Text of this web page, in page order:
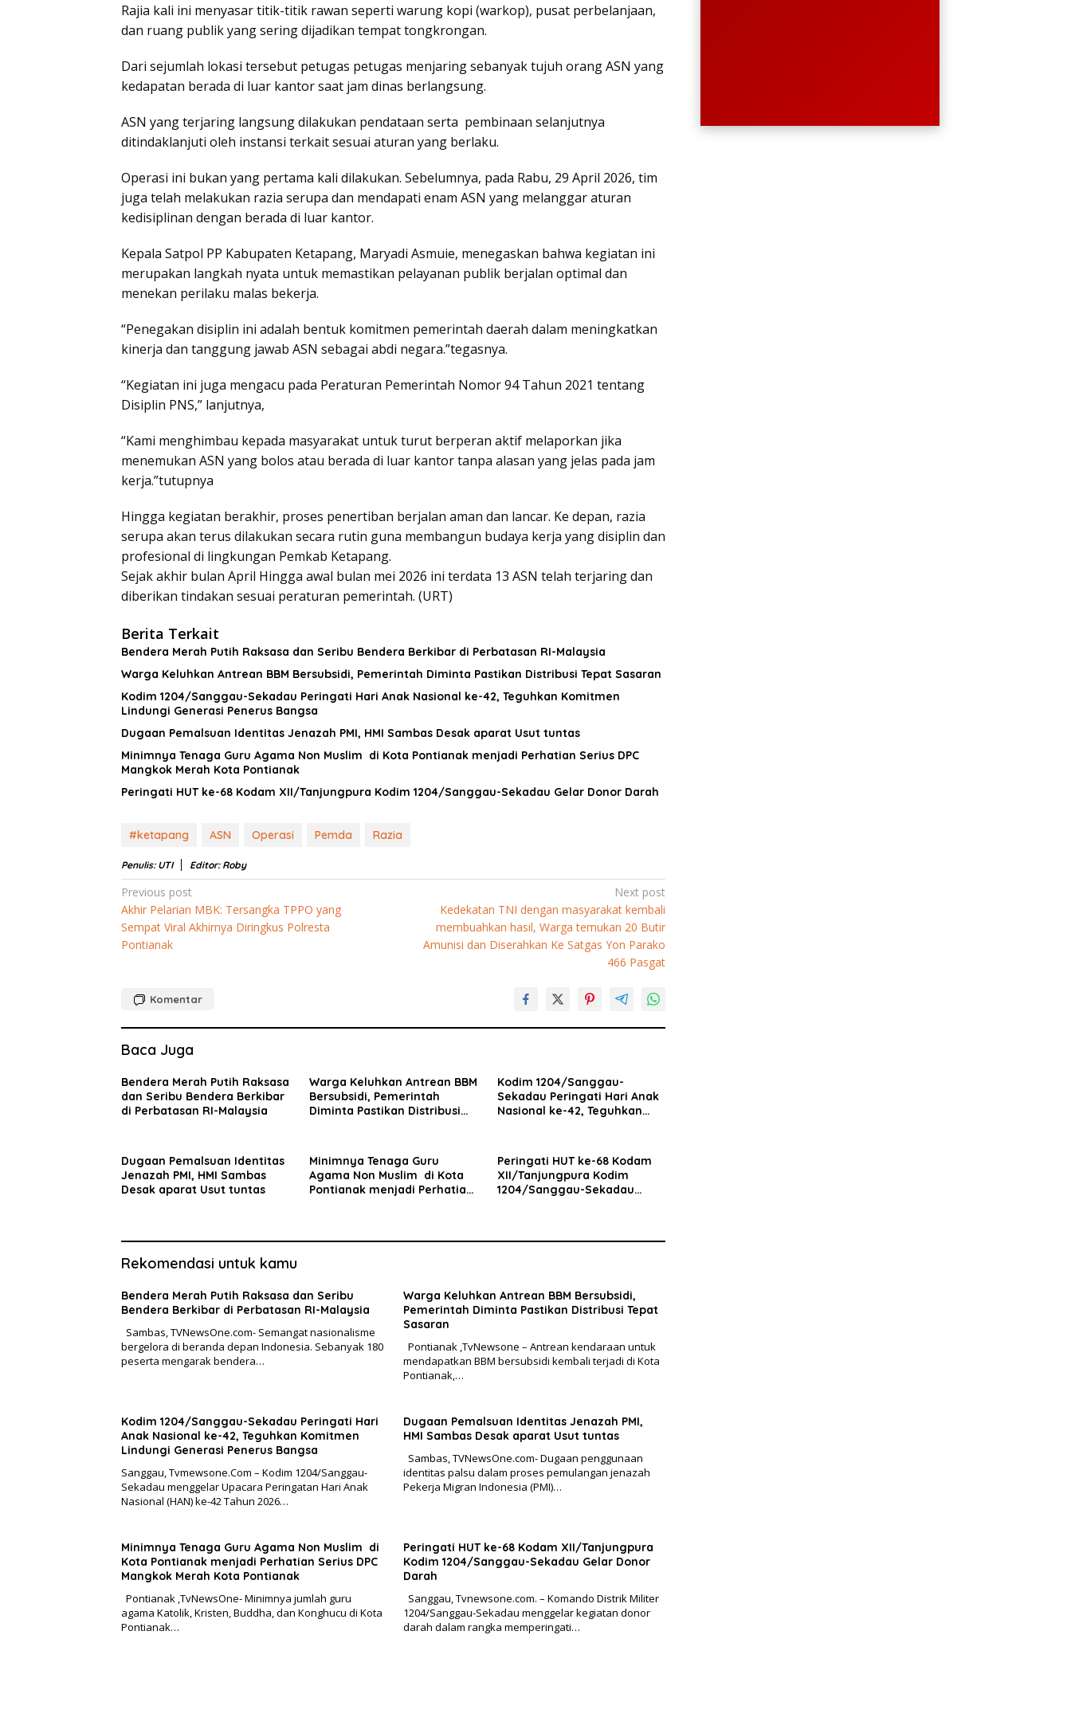
Rajia kali ini menyasar titik-titik rawan seperti warung kopi (warkop), pusat perbelanjaan,
dan ruang publik yang sering dijadikan tempat tongkrongan.
Dari sejumlah lokasi tersebut petugas petugas menjaring sebanyak tujuh orang ASN yang
kedapatan berada di luar kantor saat jam dinas berlangsung.
ASN yang terjaring langsung dilakukan pendataan serta pembinaan selanjutnya
ditindaklanjuti oleh instansi terkait sesuai aturan yang berlaku.
Operasi ini bukan yang pertama kali dilakukan. Sebelumnya, pada Rabu, 29 April 2026, tim
juga telah melakukan razia serupa dan mendapati enam ASN yang melanggar aturan
kedisiplinan dengan berada di luar kantor.
Kepala Satpol PP Kabupaten Ketapang, Maryadi Asmuie, menegaskan bahwa kegiatan ini
merupakan langkah nyata untuk memastikan pelayanan publik berjalan optimal dan
menekan perilaku malas bekerja.
“Penegakan disiplin ini adalah bentuk komitmen pemerintah daerah dalam meningkatkan
kinerja dan tanggung jawab ASN sebagai abdi negara.”tegasnya.
“Kegiatan ini juga mengacu pada Peraturan Pemerintah Nomor 94 Tahun 2021 tentang
Disiplin PNS,” lanjutnya,
“Kami menghimbau kepada masyarakat untuk turut berperan aktif melaporkan jika
menemukan ASN yang bolos atau berada di luar kantor tanpa alasan yang jelas pada jam
kerja.”tutupnya
Hingga kegiatan berakhir, proses penertiban berjalan aman dan lancar. Ke depan, razia
serupa akan terus dilakukan secara rutin guna membangun budaya kerja yang disiplin dan
profesional di lingkungan Pemkab Ketapang.
Sejak akhir bulan April Hingga awal bulan mei 2026 ini terdata 13 ASN telah terjaring dan
diberikan tindakan sesuai peraturan pemerintah. (URT)
Berita Terkait
Bendera Merah Putih Raksasa dan Seribu Bendera Berkibar di Perbatasan RI-Malaysia
Warga Keluhkan Antrean BBM Bersubsidi, Pemerintah Diminta Pastikan Distribusi Tepat Sasaran
Kodim 1204/Sanggau-Sekadau Peringati Hari Anak Nasional ke-42, Teguhkan Komitmen
Lindungi Generasi Penerus Bangsa
Dugaan Pemalsuan Identitas Jenazah PMI, HMI Sambas Desak aparat Usut tuntas
Minimnya Tenaga Guru Agama Non Muslim di Kota Pontianak menjadi Perhatian Serius DPC
Mangkok Merah Kota Pontianak
Peringati HUT ke-68 Kodam XII/Tanjungpura Kodim 1204/Sanggau-Sekadau Gelar Donor Darah
#ketapang ASN Operasi Pemda Razia
Penulis: UTI Editor: Roby
Navigasi
pos
Previous post
Akhir Pelarian MBK: Tersangka TPPO yang
Sempat Viral Akhirnya Diringkus Polresta
Pontianak
Next post
Kedekatan TNI dengan masyarakat kembali
membuahkan hasil, Warga temukan 20 Butir
Amunisi dan Diserahkan Ke Satgas Yon Parako
466 Pasgat
Komentar
Baca Juga
Bendera Merah Putih Raksasa
dan Seribu Bendera Berkibar
di Perbatasan RI-Malaysia
Warga Keluhkan Antrean BBM
Bersubsidi, Pemerintah
Diminta Pastikan Distribusi
Kodim 1204/Sanggau-
Sekadau Peringati Hari Anak
Nasional ke-42, Teguhkan
Dugaan Pemalsuan Identitas
Jenazah PMI, HMI Sambas
Desak aparat Usut tuntas
Minimnya Tenaga Guru
Agama Non Muslim di Kota
Pontianak menjadi Perhatian
Peringati HUT ke-68 Kodam
XII/Tanjungpura Kodim
1204/Sanggau-Sekadau
Rekomendasi untuk kamu
Bendera Merah Putih Raksasa dan Seribu
Bendera Berkibar di Perbatasan RI-Malaysia
Sambas, TVNewsOne.com- Semangat nasionalisme
bergelora di beranda depan Indonesia. Sebanyak 180
peserta mengarak bendera…
Warga Keluhkan Antrean BBM Bersubsidi,
Pemerintah Diminta Pastikan Distribusi Tepat
Sasaran
Pontianak ,TvNewsone – Antrean kendaraan untuk
mendapatkan BBM bersubsidi kembali terjadi di Kota
Pontianak,…
Kodim 1204/Sanggau-Sekadau Peringati Hari
Anak Nasional ke-42, Teguhkan Komitmen
Lindungi Generasi Penerus Bangsa
Sanggau, Tvmewsone.Com – Kodim 1204/Sanggau-
Sekadau menggelar Upacara Peringatan Hari Anak
Nasional (HAN) ke-42 Tahun 2026…
Dugaan Pemalsuan Identitas Jenazah PMI,
HMI Sambas Desak aparat Usut tuntas
Sambas, TVNewsOne.com- Dugaan penggunaan
identitas palsu dalam proses pemulangan jenazah
Pekerja Migran Indonesia (PMI)…
Minimnya Tenaga Guru Agama Non Muslim di
Kota Pontianak menjadi Perhatian Serius DPC
Mangkok Merah Kota Pontianak
Pontianak ,TvNewsOne- Minimnya jumlah guru
agama Katolik, Kristen, Buddha, dan Konghucu di Kota
Pontianak…
Peringati HUT ke-68 Kodam XII/Tanjungpura
Kodim 1204/Sanggau-Sekadau Gelar Donor
Darah
Sanggau, Tvnewsone.com. – Komando Distrik Militer
1204/Sanggau-Sekadau menggelar kegiatan donor
darah dalam rangka memperingati…